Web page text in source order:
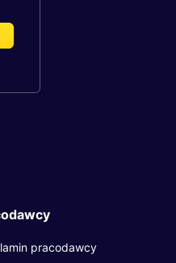
pracodawcy